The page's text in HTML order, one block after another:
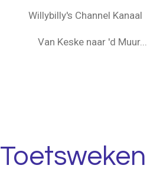
Willybilly's Channel Kanaal
Van Keske naar 'd Muur...
Toetsweken